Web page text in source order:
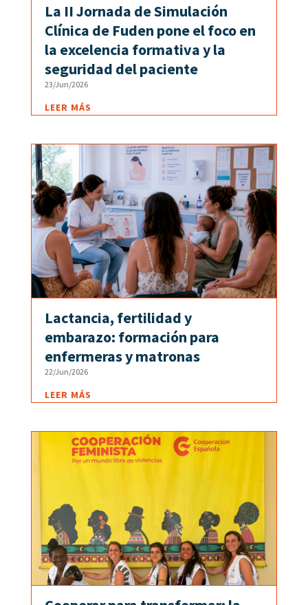
La II Jornada de Simulación
Clínica de Fuden pone el foco en
la excelencia formativa y la
seguridad del paciente
23/Jun/2026
LEER MÁS
Lactancia, fertilidad y
embarazo: formación para
enfermeras y matronas
22/Jun/2026
LEER MÁS